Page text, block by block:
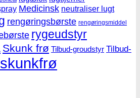
Medicinsk neutraliser lugt
rengøringsbørste rengøringsmiddel
rygeudstyr
Skunk frø Tilbud-groudstyr Tilbud-